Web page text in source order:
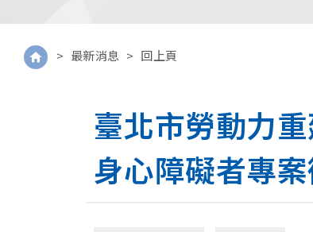
> 最新消息 > 回上頁
臺北市勞動力
身心障礙者專